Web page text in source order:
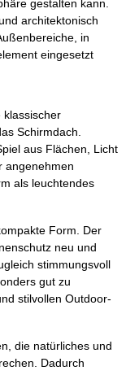
gestalten kann.
architektonisch
in
eingesetzt
Schirmdach.
aus Flächen, Licht
angenehmen
als leuchtendes
Form. Der
neu und
stimmungsvoll
gut zu
stilvollen Outdoor-
die natürliches und
Dadurch